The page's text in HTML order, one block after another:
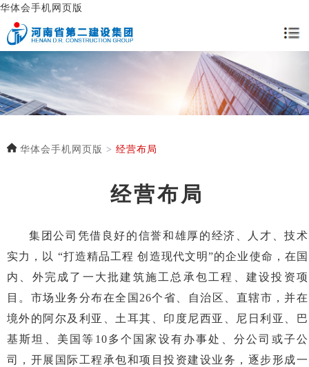
华体会手机网页版
华体会手机网页版 > 经营布局
经营布局
集团公司凭借良好的信誉和雄厚的经济、人才、技术
实力，以 “打造精品工程 创造现代文明”的企业使命，在国
内、外完成了一大批建筑施工总承包工程、建设投资项
目。市场业务分布在全国26个省、自治区、直辖市，并在
境外的阿尔及利亚、土耳其、印度尼西亚、尼日利亚、巴
基斯坦、美国等10多个国家设有办事处、分公司或子公
司，开展国际工程承包和项目投资建设业务，逐步形成一